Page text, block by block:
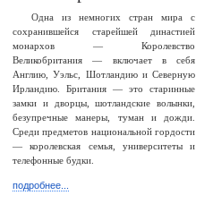
Одна из немногих стран мира с
сохранившейся старейшей династией
монархов — Королевство
Великобритания — включает в себя
Англию, Уэльс, Шотландию и Северную
Ирландию. Британия — это старинные
замки и дворцы, шотландские волынки,
безупречные манеры, туман и дожди.
Среди предметов национальной гордости
— королевская семья, университеты и
телефонные будки.
подробнее...